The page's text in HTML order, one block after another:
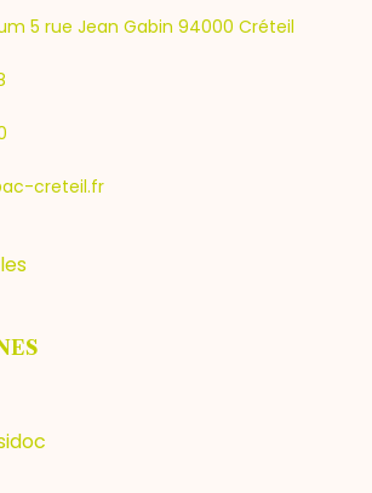
5 rue Jean Gabin 94000 Créteil
creteil.fr